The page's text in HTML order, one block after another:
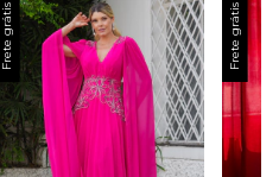
Frete grátis Frete grátis